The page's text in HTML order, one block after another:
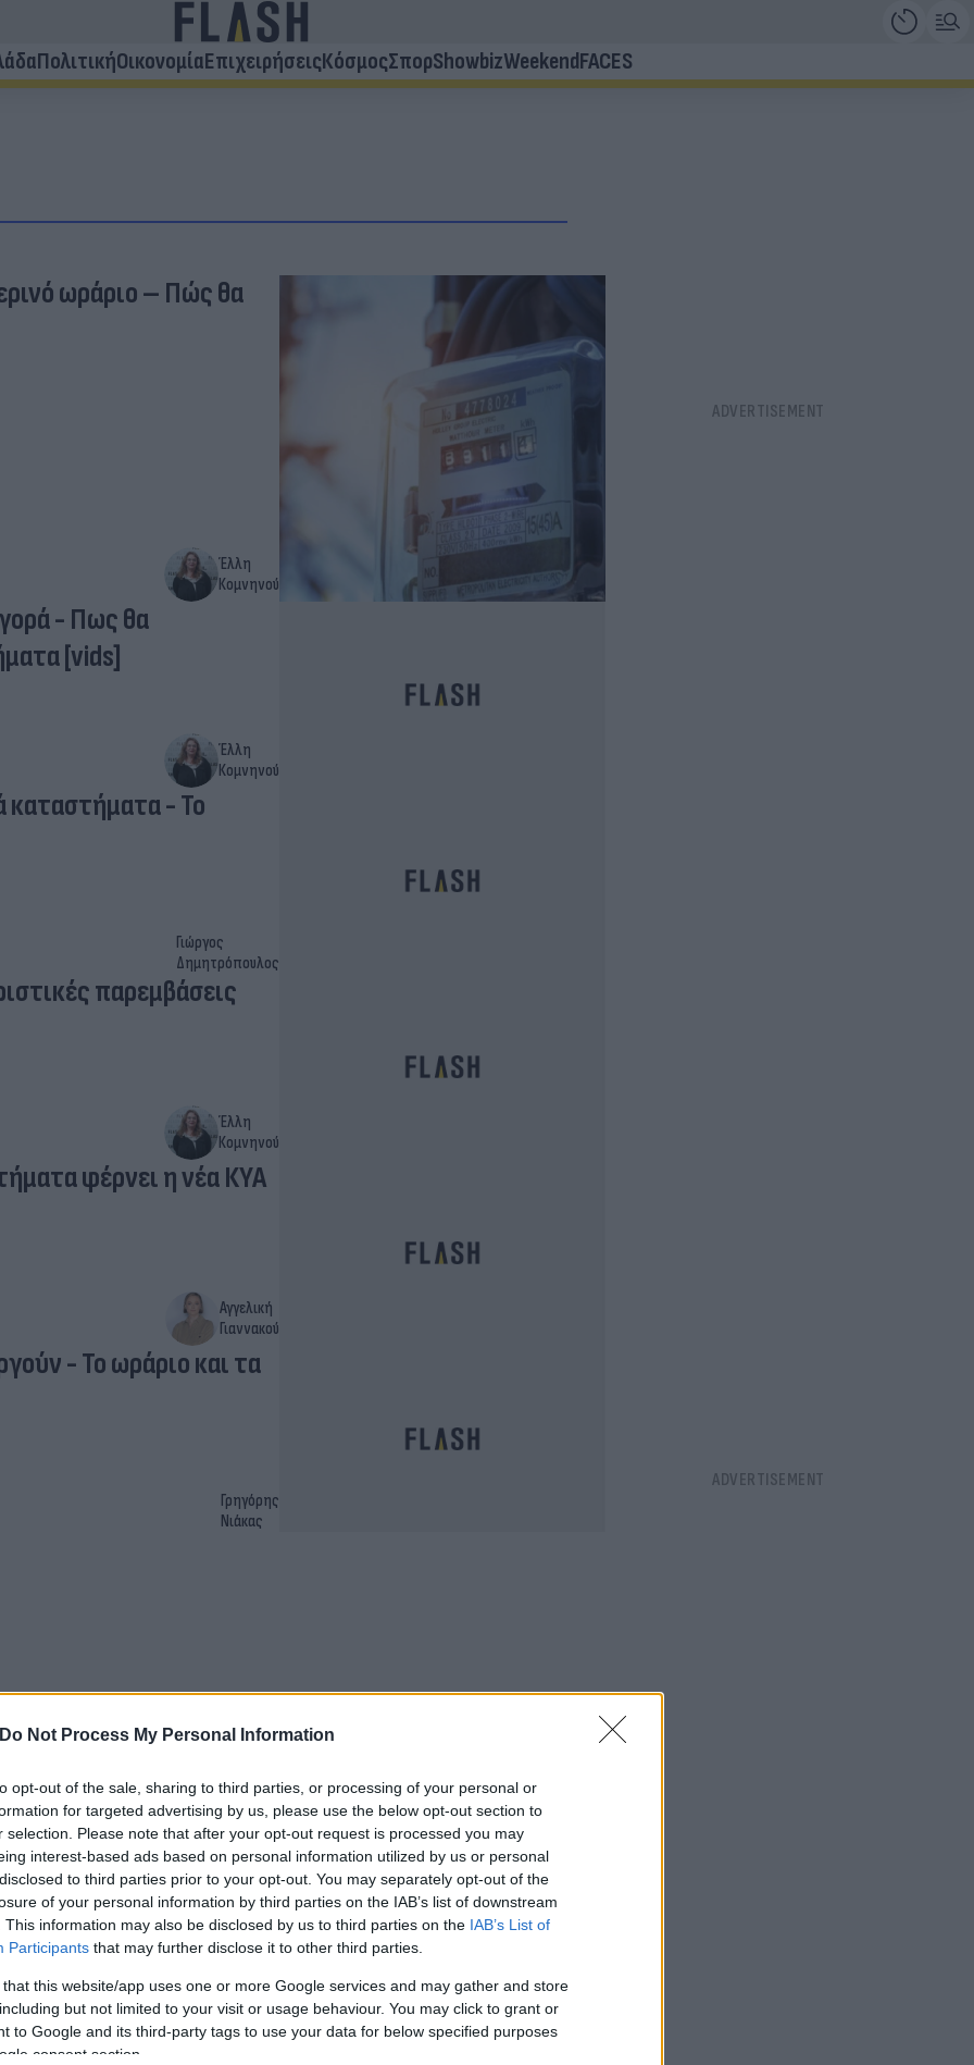
Do Not Process My Personal Information
opt-out of the sale, sharing to third parties, or processing of your personal or
for targeted advertising by us, please use the below opt-out section to
selection. Please note that after your opt-out request is processed you may
interest-based ads based on personal information utilized by us or personal
to third parties prior to your opt-out. You may separately opt-out of the
of your personal information by third parties on the IAB’s list of downstream
This information may also be disclosed by us to third parties on the IAB’s List of
Participants that may further disclose it to other third parties.
that this website/app uses one or more Google services and may gather and store
but not limited to your visit or usage behaviour. You may click to grant or
to Google and its third-party tags to use your data for below specified purposes
consent section.
ΠολιτικήΟικονομίαΕπιχειρήσειςΚόσμοςΣπορShowbizWeekendFACES
ωράριο – Πώς θα
Έλλη
Κομνηνού
- Πως θα
[vids]
Έλλη
Κομνηνού
καταστήματα - Το
Γιώργος
Δημητρόπουλος
Έλλη
Κομνηνού
φέρνει η νέα ΚΥΑ
Αγγελική
Γιαννακού
- Το ωράριο και τα
Γρηγόρης
Νιάκας
Πότε θα πούμε «αντίο»
Αγγελική
για μετά τις